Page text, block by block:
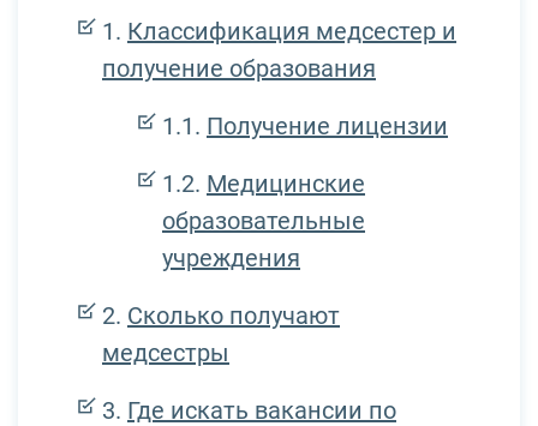
Классификация медсестер и
получение образования
Получение лицензии
Медицинские
образовательные
учреждения
Сколько получают
медсестры
Где искать вакансии по